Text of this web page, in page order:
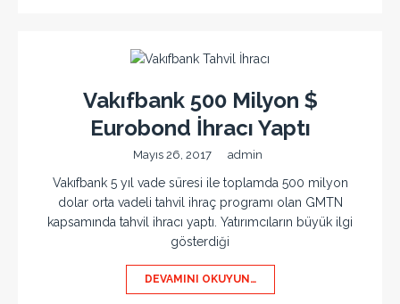
Vakıfbank 500 Milyon $
Eurobond İhracı Yaptı
Mayıs 26, 2017 admin
Vakıfbank 5 yıl vade süresi ile toplamda 500 milyon
dolar orta vadeli tahvil ihraç programı olan GMTN
kapsamında tahvil ihracı yaptı. Yatırımcıların büyük ilgi
gösterdiği
DEVAMINI OKUYUN…